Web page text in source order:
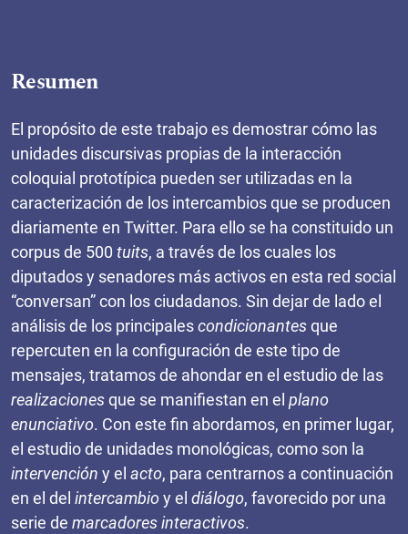
Resumen
El propósito de este trabajo es demostrar cómo las
unidades discursivas propias de la interacción
coloquial prototípica pueden ser utilizadas en la
caracterización de los intercambios que se producen
diariamente en Twitter. Para ello se ha constituido un
corpus de 500 tuits, a través de los cuales los
diputados y senadores más activos en esta red social
“conversan” con los ciudadanos. Sin dejar de lado el
análisis de los principalescondicionantesque
repercuten en la configuración de este tipo de
mensajes, tratamos de ahondar en el estudio de las
realizacionesque se manifiestan en el plano
enunciativo. Con este fin abordamos, en primer lugar,
el estudio de unidades monológicas, como son la
intervención y el acto, para centrarnos a continuación
en el del intercambioy el diálogo, favorecido por una
serie de marcadores interactivos.